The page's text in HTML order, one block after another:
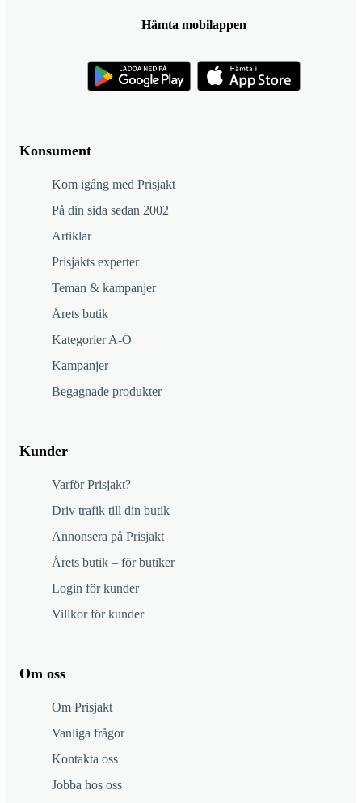
Konsument
Kom igång med Prisjakt
På din sida sedan 2002
Artiklar
Prisjakts experter
Teman & kampanjer
Årets butik
Kategorier A-Ö
Kampanjer
Begagnade produkter
Kunder
Varför Prisjakt?
Driv trafik till din butik
Annonsera på Prisjakt
Årets butik – för butiker
Login för kunder
Villkor för kunder
Om oss
Om Prisjakt
Vanliga frågor
Kontakta oss
Jobba hos oss
Hämta mobilappen